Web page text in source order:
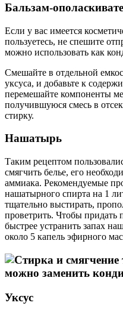
Бальзам-
Если у вас имеется
пользуетесь, не спешите
можно использовать как
Смешайте в отдельной
уксуса, и добавьте к
перемешайте компоненты
получившуюся смесь в
стирку.
Нашатырь
Таким рецептом
смягчить белье, его
аммиака. Рекомендуемые
нашатырного спирта на 1
тщательно выстирать,
проветрить. Чтобы
быстрее устранить запах
около 5 капель эфирного
Уксус